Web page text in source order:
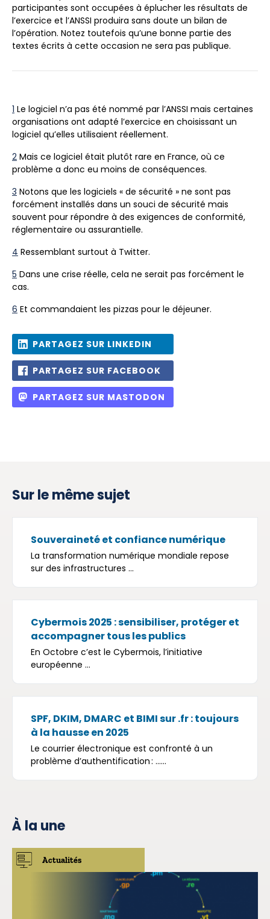
participantes sont occupées à éplucher les résultats de
l’exercice et l’ANSSI produira sans doute un bilan de
l’opération. Notez toutefois qu’une bonne partie des
textes écrits à cette occasion ne sera pas publique.
1 Le logiciel n’a pas été nommé par l’ANSSI mais certaines
organisations ont adapté l’exercice en choisissant un
logiciel qu’elles utilisaient réellement.
2 Mais ce logiciel était plutôt rare en France, où ce
problème a donc eu moins de conséquences.
3 Notons que les logiciels « de sécurité » ne sont pas
forcément installés dans un souci de sécurité mais
souvent pour répondre à des exigences de conformité,
réglementaire ou assurantielle.
4 Ressemblant surtout à Twitter.
5 Dans une crise réelle, cela ne serait pas forcément le
cas.
6 Et commandaient les pizzas pour le déjeuner.
PARTAGEZ SUR LINKEDIN
PARTAGEZ SUR FACEBOOK
PARTAGEZ SUR MASTODON
Sur le même sujet
Souveraineté et confiance numérique
La transformation numérique mondiale repose
sur des infrastructures ...
Cybermois 2025 : sensibiliser, protéger et
accompagner tous les publics
En Octobre c’est le Cybermois, l’initiative
européenne ...
SPF, DKIM, DMARC et BIMI sur .fr : toujours
à la hausse en 2025
Le courrier électronique est confronté à un
problème d’authentification : ......
À la une
Actualités